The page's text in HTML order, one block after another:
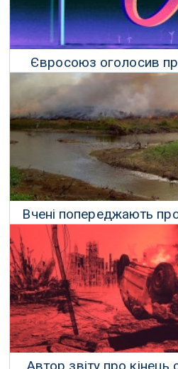
Євросоюз оголосив
викоренити
30 Листопада
Вчені попереджають
системи» в
24 Серпня